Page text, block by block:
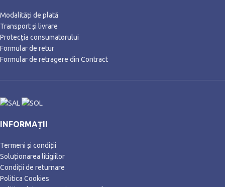
Modalități de plată
Transport și livrare
Protecția consumatorului
Formular de retur
Formular de retragere din Contract
INFORMAȚII
Termeni și condiții
Soluționarea litigiilor
Condiții de returnare
Politica Cookies